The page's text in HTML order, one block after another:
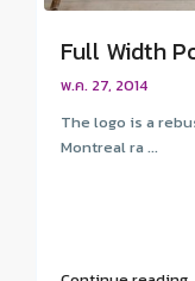
Full Width
พ.ค. 27, 2014
The logo is a
Montreal ra ...